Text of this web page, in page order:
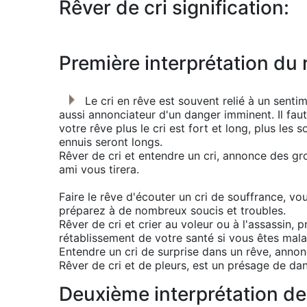
Rêver de cri signification:
Première interprétation du
Le cri en rêve est souvent relié à un
aussi annonciateur d'un danger imminent. Il
votre rêve plus le cri est fort et long, plus les
ennuis seront longs.
Rêver de cri et entendre un cri, annonce des
ami vous tirera.
Faire le rêve d'écouter un cri de souffrance,
préparez à de nombreux soucis et troubles.
Rêver de cri et crier au voleur ou à l'assassin,
rétablissement de votre santé si vous êtes
Entendre un cri de surprise dans un rêve,
Rêver de cri et de pleurs, est un présage de
Deuxième interprétation